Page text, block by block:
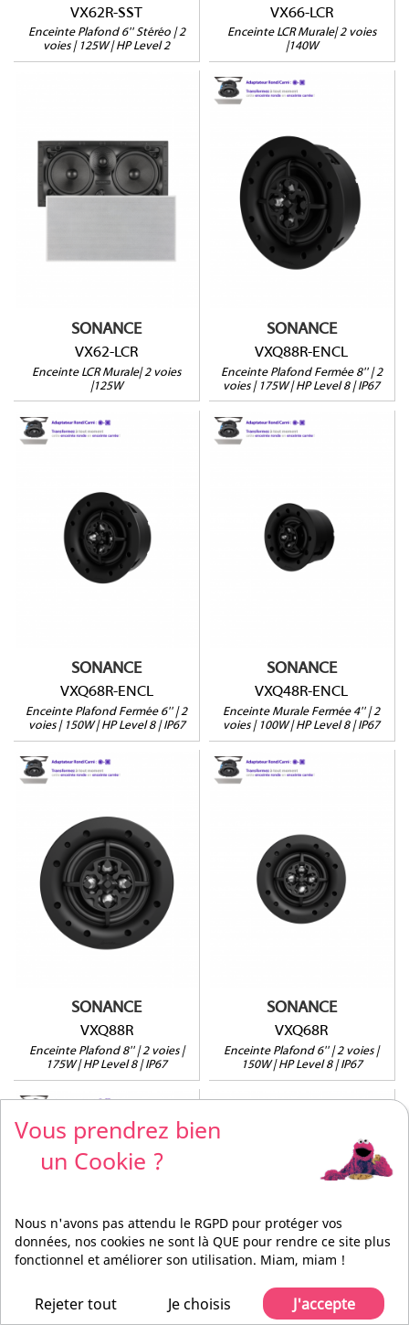
VX62R-SST
Enceinte Plafond 6'' Stéréo | 2
voies | 125W | HP Level 2
VX66-LCR
Enceinte LCR Murale| 2 voies
|140W
SONANCE
VX62-LCR
Enceinte LCR Murale| 2 voies
|125W
VX62-LCR
Profondeur : 89mm
SONANCE
VXQ88R-ENCL
Enceinte Plafond Fermée 8'' | 2
voies | 175W | HP Level 8 | IP67
VXQ88R-ENCL
Module QuadraTech
En aluminium (IP67)
Grille ronde ou carrée
Profondeur : 100mm
(version avec retrofit)
SONANCE
VXQ68R-ENCL
Enceinte Plafond Fermée 6'' | 2
voies | 150W | HP Level 8 | IP67
Module QuadraTech
En aluminium (IP67)
Grille ronde ou carrée
SONANCE
VXQ48R-ENCL
Enceinte Murale Fermée 4'' | 2
voies | 100W | HP Level 8 | IP67
Module QuadraTech
En aluminium (IP67)
SONANCE
VXQ88R
Enceinte Plafond 8'' | 2 voies |
175W | HP Level 8 | IP67
VXQ88R
Module QuadraTech
En aluminium (IP67)
Grille ronde ou carrée
Profondeur : 97mm
(version sans retrofit)
SONANCE
VXQ68R
Enceinte Plafond 6'' | 2 voies |
150W | HP Level 8 | IP67
Module QuadraTech
En aluminium (IP67)
Grille ronde ou carrée
VXQ48R
Module QuadraTech
En aluminium (IP67)
Grille ronde ou carrée
Vendue à l'unité
VXQ88-ENCL
Module QuadraTech
En aluminium (IP67)
Profondeur : 98mm
Vendue à l'unité
Vous prendrez bien
un Cookie ?
Nous n'avons pas attendu le RGPD pour protéger vos
données, nos cookies ne sont là QUE pour rendre ce site plus
fonctionnel et améliorer son utilisation. Miam, miam !
Rejeter tout Je choisis J'accepte